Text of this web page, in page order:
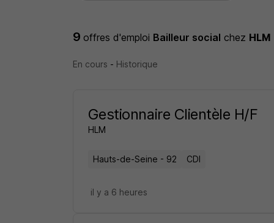
9offres d'emploi Bailleur social chez HLM
En cours - Historique
Gestionnaire Clientèle H/F
HLM
Hauts-de-Seine - 92 CDI
il y a 6 heures